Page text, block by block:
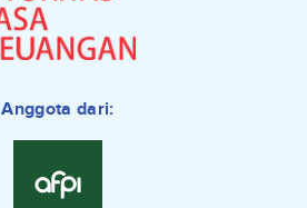
Anggota dari: